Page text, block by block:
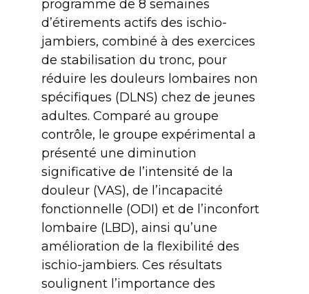
programme de 8 semaines
d’étirements actifs des ischio-
jambiers, combiné à des exercices
de stabilisation du tronc, pour
réduire les douleurs lombaires non
spécifiques (DLNS) chez de jeunes
adultes. Comparé au groupe
contrôle, le groupe expérimental a
présenté une diminution
significative de l’intensité de la
douleur (VAS), de l’incapacité
fonctionnelle (ODI) et de l’inconfort
lombaire (LBD), ainsi qu’une
amélioration de la flexibilité des
ischio-jambiers. Ces résultats
soulignent l’importance des